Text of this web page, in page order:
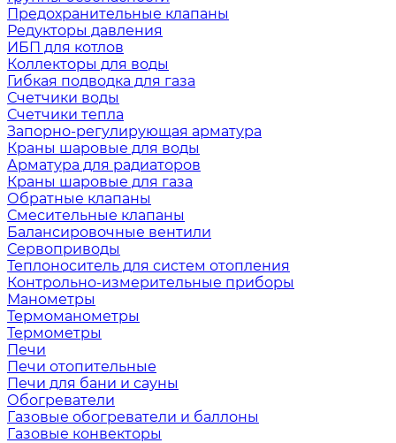
Предохранительные клапаны
Редукторы давления
ИБП для котлов
Коллекторы для воды
Гибкая подводка для газа
Счетчики воды
Счетчики тепла
Запорно-регулирующая арматура
Краны шаровые для воды
Арматура для радиаторов
Краны шаровые для газа
Обратные клапаны
Смесительные клапаны
Балансировочные вентили
Сервоприводы
Теплоноситель для систем отопления
Контрольно-измерительные приборы
Манометры
Термоманометры
Термометры
Печи
Печи отопительные
Печи для бани и сауны
Обогреватели
Газовые обогреватели и баллоны
Газовые конвекторы